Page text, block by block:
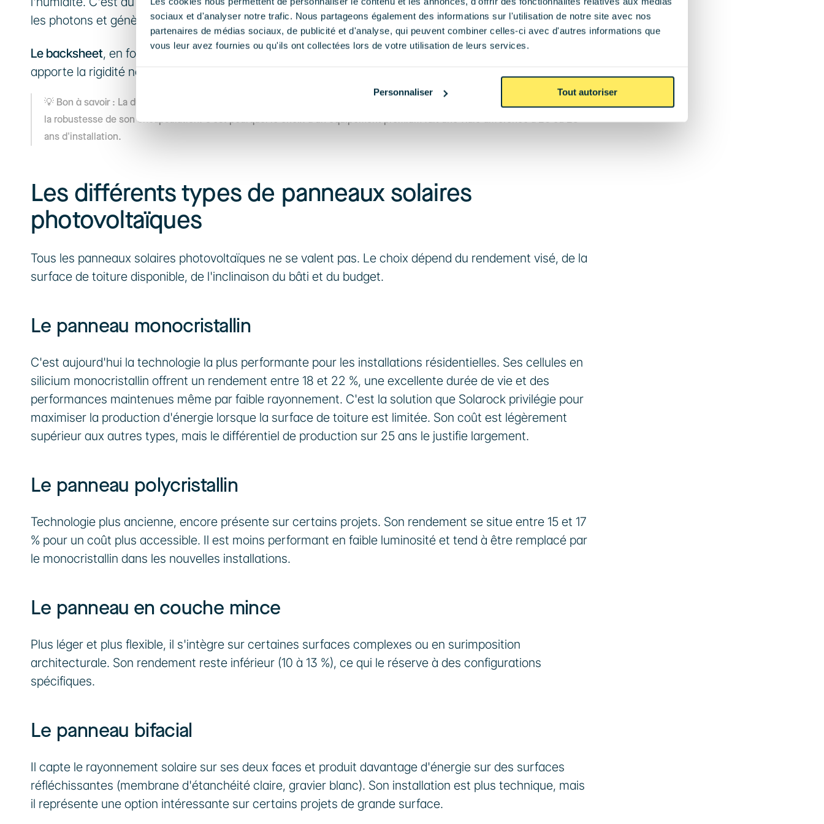
sociaux et d'analyser notre trafic. Nous partageons également des informations sur l'utilisation de notre site avec nos
partenaires de médias sociaux, de publicité et d'analyse, qui peuvent combiner celles-ci avec d'autres informations que
vous leur avez fournies ou qu'ils ont collectées lors de votre utilisation de leurs services.
Personnaliser Tout autoriser
les photons et génèrent le courant électrique continu.
Le backsheet, en fond de module, assure l'isolation électrique de l'ensemble. Le cadre en aluminium
apporte la rigidité nécessaire et facilite la fixation sur la toiture ou le bâti support.
💡 Bon à savoir : La durée de vie d'un panneau photovoltaïque repose autant sur la qualité de ses cellules en silicium que sur
la robustesse de son encapsulation. C'est pourquoi le choix d'un équipement premium fait une vraie différence à 20 ou 25
ans d'installation.
Les différents types de panneaux solaires
photovoltaïques
Tous les panneaux solaires photovoltaïques ne se valent pas. Le choix dépend du rendement visé, de la
surface de toiture disponible, de l'inclinaison du bâti et du budget.
Le panneau monocristallin
C'est aujourd'hui la technologie la plus performante pour les installations résidentielles. Ses cellules en
silicium monocristallin offrent un rendement entre 18 et 22 %, une excellente durée de vie et des
performances maintenues même par faible rayonnement. C'est la solution que Solarock privilégie pour
maximiser la production d'énergie lorsque la surface de toiture est limitée. Son coût est légèrement
supérieur aux autres types, mais le différentiel de production sur 25 ans le justifie largement.
Le panneau polycristallin
Technologie plus ancienne, encore présente sur certains projets. Son rendement se situe entre 15 et 17
% pour un coût plus accessible. Il est moins performant en faible luminosité et tend à être remplacé par
le monocristallin dans les nouvelles installations.
Le panneau en couche mince
Plus léger et plus flexible, il s'intègre sur certaines surfaces complexes ou en surimposition
architecturale. Son rendement reste inférieur (10 à 13 %), ce qui le réserve à des configurations
spécifiques.
Le panneau bifacial
Il capte le rayonnement solaire sur ses deux faces et produit davantage d'énergie sur des surfaces
réfléchissantes (membrane d'étanchéité claire, gravier blanc). Son installation est plus technique, mais
il représente une option intéressante sur certains projets de grande surface.